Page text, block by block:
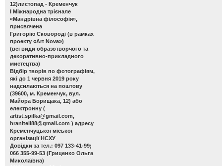
12)листопад - Кременчук
І Міжнародна трієнале
«Мандрівна філософія»,
присвячена
Григорію Сковороді (в рамках
проекту «Art Nova»)
(всі види образотворчого та
декоративно-прикладного
мистецтва)
Відбір творів по фотографіям,
які до 1 червня 2019 року
надсилаються на поштову
(39600, м. Кременчук, вул.
Майора Борищака, 12) або
електронну (
artist.spilka@gmail.com,
hraniteli88@gmail.com ) адресу
Кременчуцької міської
організації НСХУ
Довідки за тел.: 097 133-41-99;
066 355-99-53 (Гриценко Ольга
Миколаївна)